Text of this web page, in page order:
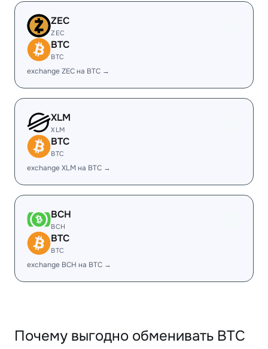
ZEC
ZEC
BTC
BTC
exchange ZEC на BTC →
XLM
XLM
BTC
BTC
exchange XLM на BTC →
BCH
BCH
BTC
BTC
exchange BCH на BTC →
Почему выгодно обменивать BTC